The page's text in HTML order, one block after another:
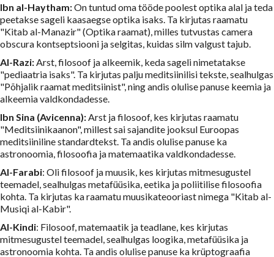
Ibn al-Haytham:On tuntud oma tööde poolest optika alal ja teda
peetakse sageli kaasaegse optika isaks. Ta kirjutas raamatu
"Kitab al-Manazir" (Optika raamat), milles tutvustas camera
obscura kontseptsiooni ja selgitas, kuidas silm valgust tajub.
Al-Razi:Arst, filosoof ja alkeemik, keda sageli nimetatakse
"pediaatria isaks". Ta kirjutas palju meditsiinilisi tekste, sealhulgas
"Põhjalik raamat meditsiinist", ning andis olulise panuse keemia ja
alkeemia valdkondadesse.
Ibn Sina (Avicenna):Arst ja filosoof, kes kirjutas raamatu
"Meditsiinikaanon", millest sai sajandite jooksul Euroopas
meditsiiniline standardtekst. Ta andis olulise panuse ka
astronoomia, filosoofia ja matemaatika valdkondadesse.
Al-Farabi: Oli filosoof ja muusik, kes kirjutas mitmesugustel
teemadel, sealhulgas metafüüsika, eetika ja poliitilise filosoofia
kohta. Ta kirjutas ka raamatu muusikateooriast nimega "Kitab al-
Musiqi al-Kabir".
Al-Kindi: Filosoof, matemaatik ja teadlane, kes kirjutas
mitmesugustel teemadel, sealhulgas loogika, metafüüsika ja
astronoomia kohta. Ta andis olulise panuse ka krüptograafia